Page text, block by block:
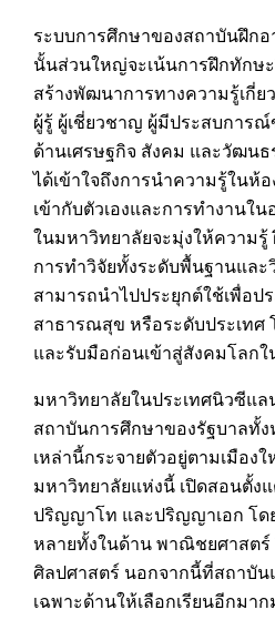
ระบบการศึกษาของสถาบันฝึก
นั้นส่วนใหญ่จะเน้นการฝึกทักษ
สร้างพัฒนาการทางความรู้เกี่ย
ผู้รู้ ผู้เชี่ยวชาญ ผู้มีประสบการ
ด้านเศรษฐกิจ สังคม และวัฒน
ได้เข้าใจถึงการนำความรู้ในห้
เข้ากับตัวเองและการทำงาน
ในมหาวิทยาลัยจะมุ่งให้ความรู้
การทำวิจัยทั้งระดับพื้นฐานแล
สามารถนำไปประยุกต์ใช้เพื่อป
สาธารณสุข หรือระดับประเทศ
และรับมือก่อนเข้าสู่สังคมโลกใ
มหาวิทยาลัยในประเทศนิวซีแ
สถาบันการศึกษาของรัฐบาลทั้
เหล่านี้กระจายตัวอยู่ตามเมือง
มหาวิทยาลัยแห่งนี้ เปิดสอนตั้ง
ปริญญาโท และปริญญาเอก โด
หลายทั้งในด้าน พาณิชยศาสตร์
ศิลปศาสตร์ นอกจากนี้ที่สถาบัน
เฉพาะด้านให้เลือกเรียนอีกมาก